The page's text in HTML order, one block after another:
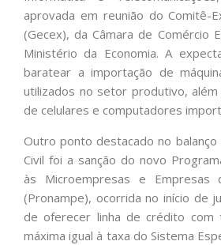
aprovada em reunião do Comitê-
(Gecex), da Câmara de Comércio
Ministério da Economia. A
baratear a importação de
utilizados no setor produtivo,
de celulares e computadores
Outro ponto destacado no balanço
Civil foi a sanção do novo
às Microempresas e Empresas
(Pronampe), ocorrida no início de
de oferecer linha de crédito com
máxima igual à taxa do Sistema